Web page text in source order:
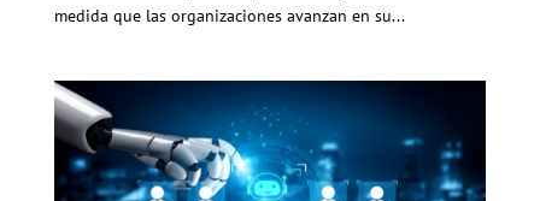
medida que las organizaciones avanzan en su...